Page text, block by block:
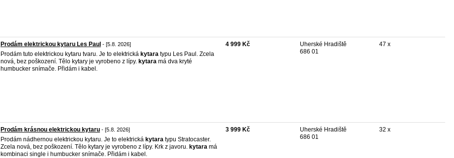
Prodám elektrickou kytaru Les Paul - [5.8. 2026]
Prodám tuto elektrickou kytaru tvaru. Je to elektrická kytara typu Les Paul. Zcela
nová, bez poškození. Tělo kytary je vyrobeno z lípy. kytara má dva kryté
humbucker snímače. Přidám i kabel.
4 999 Kč
Uherské Hradiště
686 01
47 x
Prodám krásnou elektrickou kytaru - [5.8. 2026]
Prodám nádhernou elektrickou kytaru. Je to elektrická kytara typu Stratocaster.
Zcela nová, bez poškození. Tělo kytary je vyrobeno z lípy. Krk z javoru. kytara má
kombinaci single i humbucker snímače. Přidám i kabel.
3 999 Kč
Uherské Hradiště
686 01
32 x